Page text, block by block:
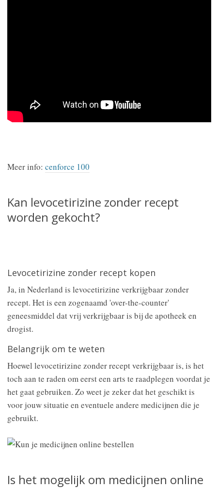
Meer info: cenforce 100
Kan levocetirizine zonder recept
worden gekocht?
Levocetirizine zonder recept kopen
Ja, in Nederland is levocetirizine verkrijgbaar zonder
recept. Het is een zogenaamd 'over-the-counter'
geneesmiddel dat vrij verkrijgbaar is bij de apotheek en
drogist.
Belangrijk om te weten
Hoewel levocetirizine zonder recept verkrijgbaar is, is het
toch aan te raden om eerst een arts te raadplegen voordat je
het gaat gebruiken. Zo weet je zeker dat het geschikt is
voor jouw situatie en eventuele andere medicijnen die je
gebruikt.
Is het mogelijk om medicijnen online